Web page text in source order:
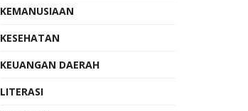
KEMANUSIAAN
KESEHATAN
KEUANGAN DAERAH
LITERASI